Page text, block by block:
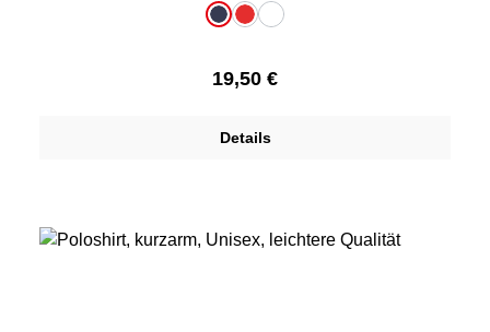
auswählendunkelblau
rot weiß
Regulärer Preis:
19,50 €
Details